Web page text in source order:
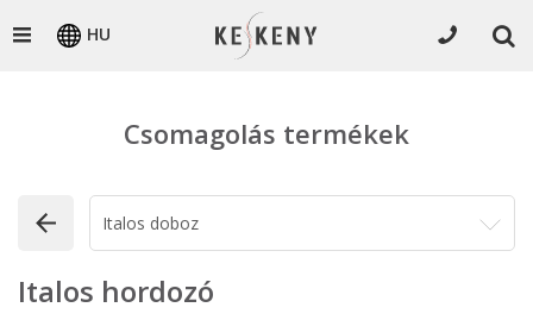
HU
Csomagolás termékek
Italos hordozó